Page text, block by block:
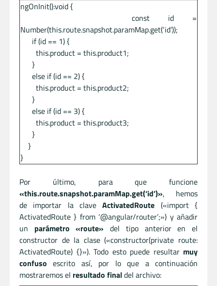
ngOnInit():void {
const id =
Number(this.route.snapshot.paramMap.get(‘id’));
if (id == 1) {
this.product = this.product1;
}
else if (id == 2) {
this.product = this.product2;
}
else if (id == 3) {
this.product = this.product3;
}
}
}
Por último, para que funcione
«this.route.snapshot.paramMap.get(‘id’)», hemos
de importar la claveActivatedRoute («import {
ActivatedRoute } from ‘@angular/router’;») y añadir
un parámetro «route» del tipo anterior en el
constructor de la clase («constructor(private route:
ActivatedRoute) {}»). Todo esto puede resultar muy
confuso escrito así, por lo que a continuación
mostraremos el resultado finaldel archivo: